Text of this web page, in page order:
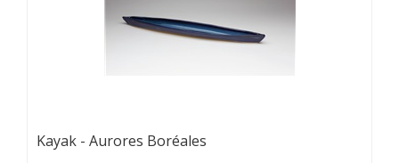
Kayak - Aurores Boréales